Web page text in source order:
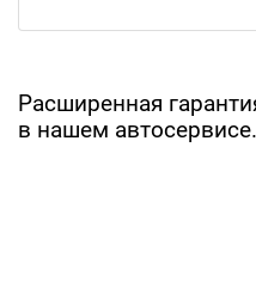
Расширенная
в нашем автосервисе.